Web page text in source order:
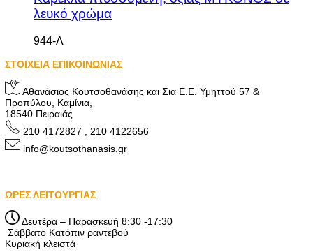
λευκό χρώμα
944-Λ
ΣΤΟΙΧΕΙΑ ΕΠΙΚΟΙΝΩΝΙΑΣ
Αθανάσιος Κουτσοθανάσης και Σια Ε.Ε. Υμηττού 57 &
Προπύλου, Καμίνια,
18540 Πειραιάς
210 4172827 , 210 4122656
info@koutsothanasis.gr
ΩΡΕΣ ΛΕΙΤΟΥΡΓΙΑΣ
Δευτέρα – Παρασκευή 8:30 -17:30
Σάββατο Κατόπιν ραντεβού
Κυριακή κλειστά